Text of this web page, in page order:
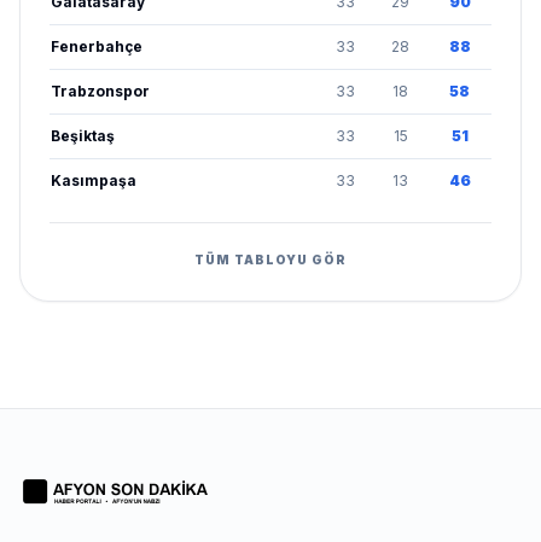
Fenerbahçe 33 28 88
Trabzonspor 33 18 58
Beşiktaş 33 15 51
Kasımpaşa 33 13 46
TÜM TABLOYU GÖR